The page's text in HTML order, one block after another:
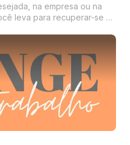
na empresa ou na
leva para recuperar-se e
caminho, muitas vezes